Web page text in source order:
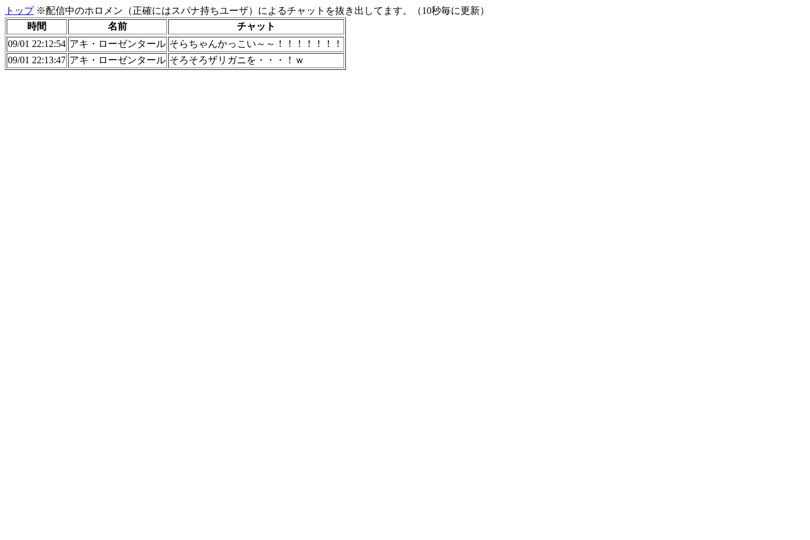
トップ※配信中のホロメン（正確にはスパナ持ちユーザ）によるチャットを抜き出してます。（10秒毎に更新）
時間
名前
チャット
09/01 22:12:54 アキ・ローゼンタール そらちゃんかっこい～～！！！！！！！
09/01 22:13:47 アキ・ローゼンタール そろそろザリガニを・・・！ｗ